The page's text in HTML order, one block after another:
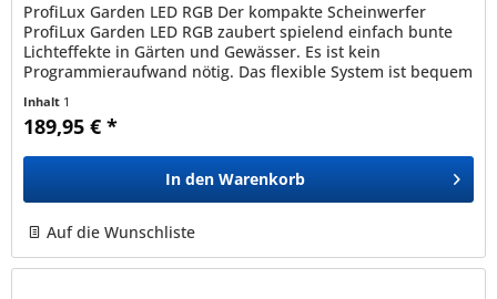
ProfiLux Garden LED RGB Der kompakte Scheinwerfer
ProfiLux Garden LED RGB zaubert spielend einfach bunte
Lichteffekte in Gärten und Gewässer. Es ist kein
Programmieraufwand nötig. Das flexible System ist bequem
Inhalt 1
189,95 € *
In den Warenkorb
Auf die Wunschliste